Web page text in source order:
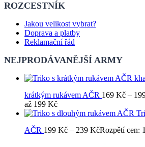
ROZCESTNÍK
Jakou velikost vybrat?
Doprava a platby
Reklamační řád
NEJPRODÁVANĚJŠÍ ARMY
krátkým rukávem AČR 169 Kč –
až 199 Kč
AČR 199 Kč – 239 KčRozpětí cen: